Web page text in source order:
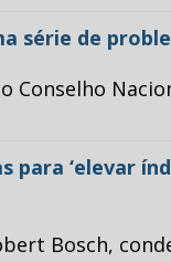
série de
‘elevar
Bosch,